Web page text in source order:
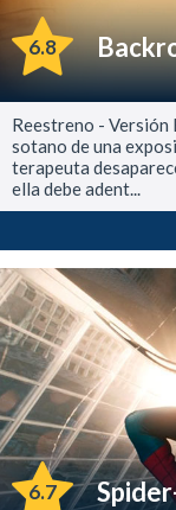
6.8
Reestreno - Versión
sotano de una
terapeuta
ella debe adent...
6.7